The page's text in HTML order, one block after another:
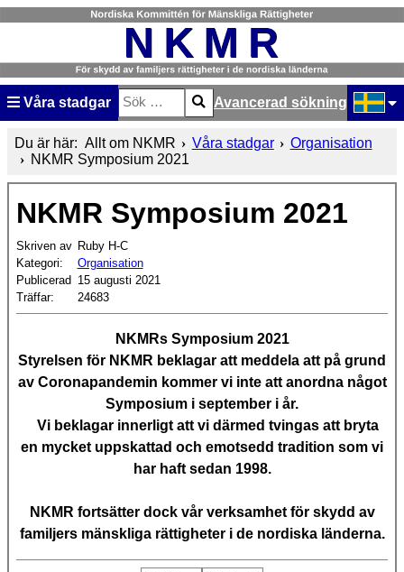
Våra stadgar
Sök
Type 2 or more characters for results.
Avancerad sökning
Välj ditt
Du är här: Allt om NKMR Våra stadgar
Organisation
NKMR Symposium 2021
NKMR Symposium 2021
Skriven av Ruby H-C
Kategori:
Organisation
Publicerad 15 augusti 2021
Träffar:
24683
NKMRs Symposium 2021
Styrelsen för NKMR beklagar att meddela att på grund
av Coronapandemin kommer vi inte att anordna något
Symposium i september i år.
Vi beklagar innerligt att vi därmed tvingas att bryta
en mycket uppskattad och emotsedd tradition som vi
har haft sedan 1998.
NKMR fortsätter dock vår verksamhet för skydd av
familjers mänskliga rättigheter i de nordiska länderna.